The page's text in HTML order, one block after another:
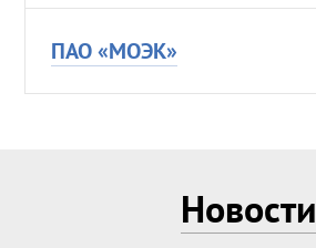
ПАО «МОЭК»
Новости